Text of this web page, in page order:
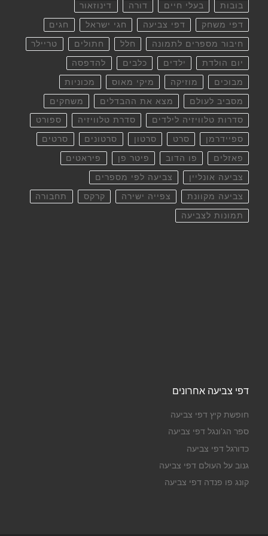
בובות בעלי חיים דורה דינוזאור
דפי משחק דפי צביעה חגי ישראל חגים
חיבור מספרים לתמונה חלל חתולים טריילר
יום הולדת ילדים כלבים להדפסה
מבוכים מוזיקה מיקי מאוס מכוניות
מסביב לעולם מצא את ההבדלים משחקים
סדרות טלוויזיה לילדים סדרת טלוויזיה ספורט
ספיידרמן סרט סרטון סרטונים סרטים
פאזלים פו הדוב פיטר פן פיראטים
צביעה אונליין צביעה לפי מספרים
צביעה מקוונת צפייה ישירה קרקס תחבורה
תמונות לצביעה
דפי צביעה אחרונים
חופשת קיץ דפי צביעה
ספר הג'ונגל דפי צביעה
כדורגל דפי צביעה
גנוב על העולם דפי צביעה
קונג פו פנדה דפי צביעה